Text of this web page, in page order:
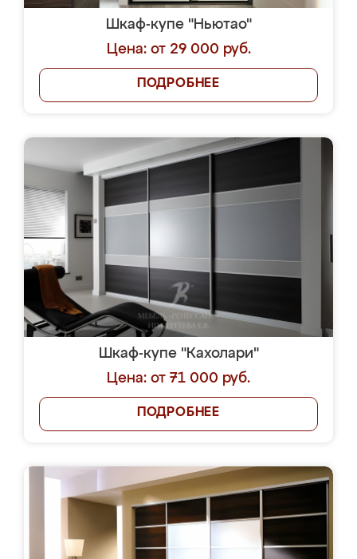
Шкаф-купе "Ньютао"
Цена: от 29 000 руб.
ПОДРОБНЕЕ
Шкаф-купе "Кахолари"
Цена: от 71 000 руб.
ПОДРОБНЕЕ